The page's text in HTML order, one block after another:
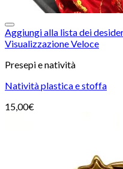
Aggiungi alla lista dei
Visualizzazione Veloce
Presepi e natività
Natività plastica e stoffa
15,00€